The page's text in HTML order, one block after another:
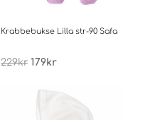
Krabbebukse Lilla str-90 Safa
229kr
Opprinnelig
var:
179kr
er: